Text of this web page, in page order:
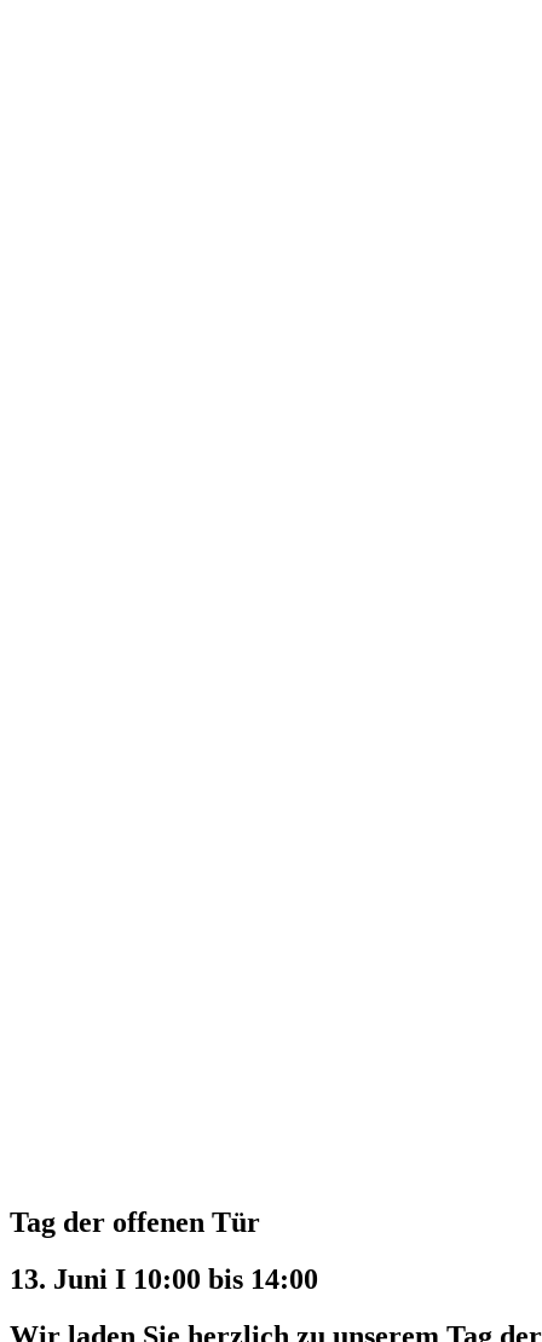
Tag der offenen Tür
13. Juni I 10:00 bis 14:00
Wir laden Sie herzlich zu unserem Tag